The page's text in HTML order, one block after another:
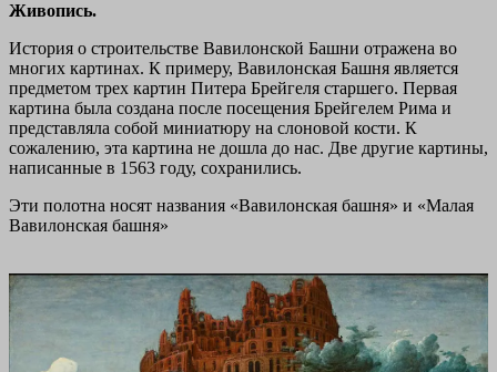
Живопись.
История о строительстве Вавилонской Башни отражена во
многих картинах. К примеру, Вавилонская Башня является
предметом трех картин Питера Брейгеля старшего. Первая
картина была создана после посещения Брейгелем Рима и
представляла собой миниатюру на слоновой кости. К
сожалению, эта картина не дошла до нас. Две другие картины,
написанные в 1563 году, сохранились.
Эти полотна носят названия «Вавилонская башня» и «Малая
Вавилонская башня»